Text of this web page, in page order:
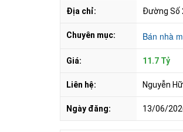
Địa chỉ: Đường Số
Chuyên mục: Bán nhà
Giá: 11.7 Tỷ
Liên hệ: Nguyễn
Ngày đăng: 13/06/